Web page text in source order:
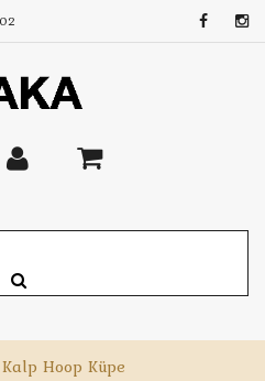
Hoop Küpe